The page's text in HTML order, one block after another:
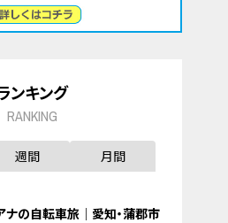
ンキング
RANKING
週間 月間
ナの自転車旅｜愛知・蒲郡市